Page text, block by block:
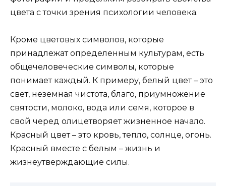
цвета с точки зрения психологии человека.
Кроме цветовых символов, которые
принадлежат определенным культурам, есть
общечеловеческие символы, которые
понимает каждый. К примеру, белый цвет – это
свет, неземная чистота, благо, приумножение
святости, молоко, вода или семя, которое в
свой черед олицетворяет жизненное начало.
Красный цвет – это кровь, тепло, солнце, огонь.
Красный вместе с белым – жизнь и
жизнеутверждающие силы.